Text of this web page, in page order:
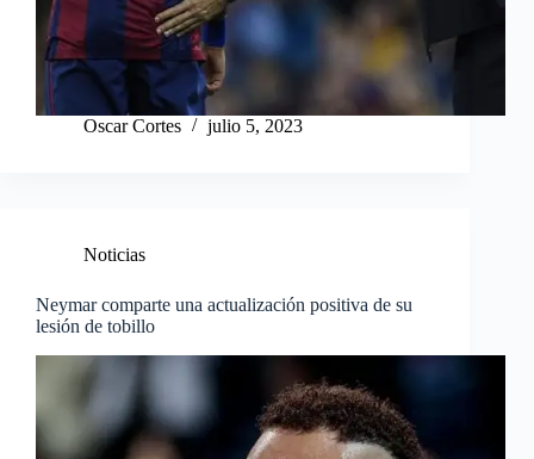
Oscar Cortes julio 5, 2023
Noticias
Neymar comparte una actualización positiva de su
lesión de tobillo